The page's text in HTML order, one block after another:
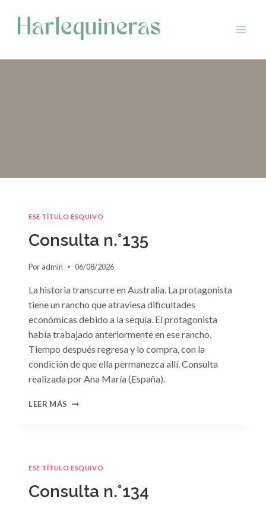
contenido
ESE TÍTULO ESQUIVO
Consulta n.°135
Por admin 06/08/2026
La historia transcurre en Australia. La protagonista
tiene un rancho que atraviesa dificultades
económicas debido a la sequía. El protagonista
había trabajado anteriormente en ese rancho.
Tiempo después regresa y lo compra, con la
condición de que ella permanezca allí. Consulta
realizada por Ana María (España).
LEER MÁS CONSULTA
ESE TÍTULO ESQUIVO
Consulta n.°134